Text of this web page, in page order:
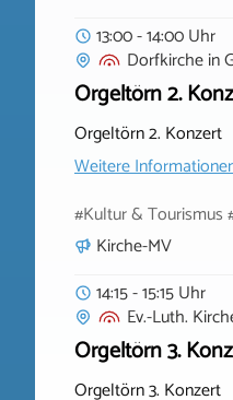
13:00 - 14:00 Uhr
Dorfkirchein
Orgeltörn 2.
Orgeltörn 2. Konzert
Weitere
#Kultur & Tourismus
Kirche-MV
14:15 - 15:15 Uhr
Ev.-Luth.
Orgeltörn 3.
Orgeltörn 3. Konzert